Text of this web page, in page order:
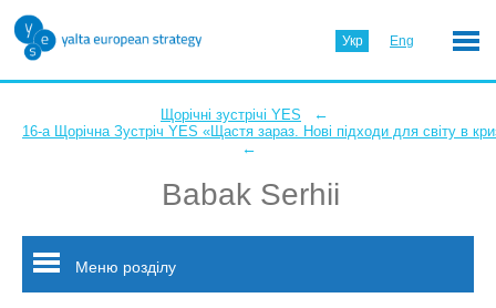
Укр Eng
Щорічні зустрічі YES ←
16-а Щорічна Зустріч YES «Щастя зараз. Нові підходи для світу в
←
Babak Serhii
Меню розділу